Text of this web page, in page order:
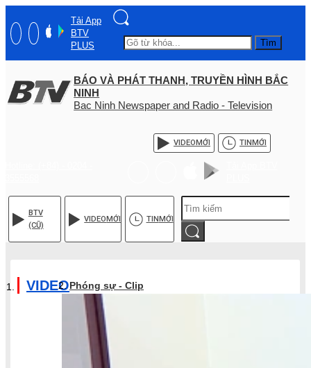
Tải App
BTV
PLUS
Tìm
BÁO VÀ PHÁT THANH, TRUYỀN HÌNH BẮC
NINH
Bac Ninh Newspaper and Radio - Television
VIDEOMỚI TINMỚI
BTV
(CŨ)
VIDEOMỚI TINMỚI
VIDEOPhóng sự - Clip